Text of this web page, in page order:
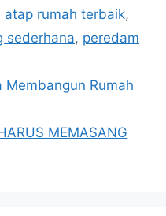
atap rumah terbaik,
sederhana, peredam
Rumah
MEMASANG